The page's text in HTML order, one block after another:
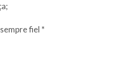
fiel *